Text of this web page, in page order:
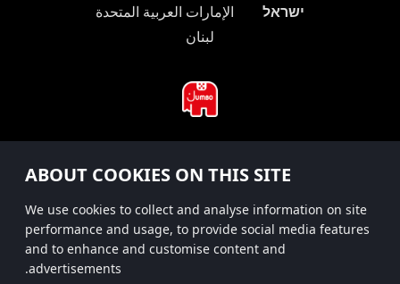
ABOUT COOKIES ON THIS SITE
We use cookies to collect and analyse information on site
performance and usage, to provide social media features
and to enhance and customise content and
advertisements.
ישראל
الإمارات العربية المتحدة
لبنان